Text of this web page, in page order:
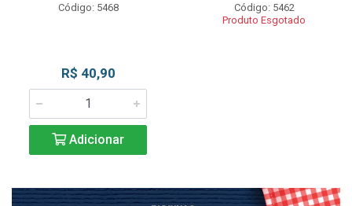
Código: 5468
R$ 40,90
Adicionar
Código: 5462
Produto Esgotado